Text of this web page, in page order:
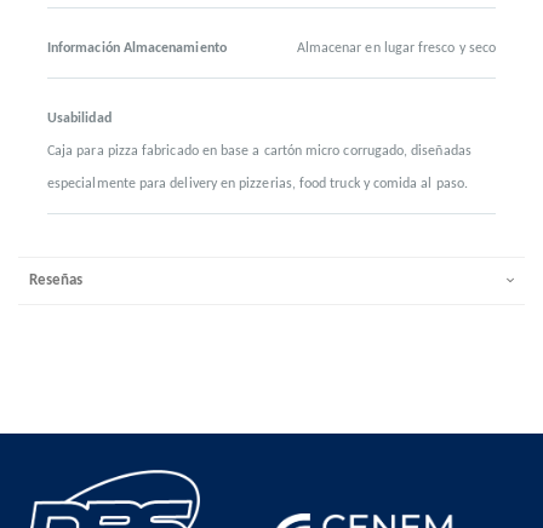
Información Almacenamiento Almacenar en lugar fresco y seco
Usabilidad
Caja para pizza fabricado en base a cartón micro corrugado, diseñadas
especialmente para delivery en pizzerias, food truck y comida al paso.
Reseñas